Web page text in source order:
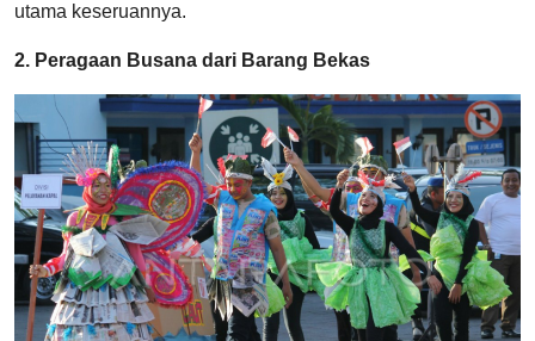
utama keseruannya.
2. Peragaan Busana dari Barang Bekas